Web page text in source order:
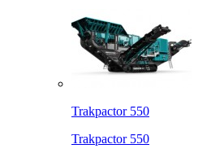
Trakpactor 550
Trakpactor 550